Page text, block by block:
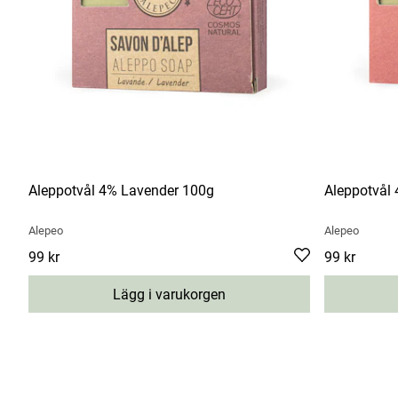
Aleppotvål 4% Lavender 100g
Alepeo
Pris:99 kr
99 kr
Lägg i varukorgen
Aleppotvål
Alepeo
Pris:99 kr
99 kr